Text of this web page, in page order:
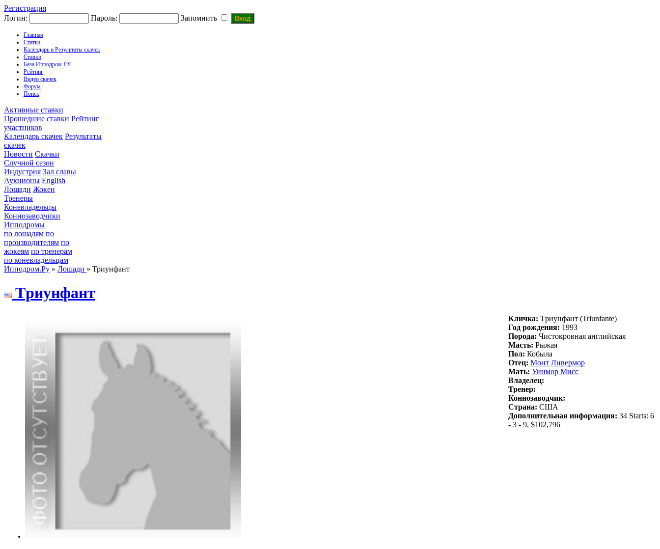
Регистрация
Логин:
Пароль: Запомнить
Главная
Статьи
Календарь и Результаты скачек
Ставки
База Ипподром.РУ
Рейтинг
Видео скачек
Форум
Поиск
Активные ставки
Прошедшие ставки Рейтинг
участников
Календарь скачек Результаты
скачек
Новости Скачки
Случной сезон
Индустрия Зал славы
Аукционы English
Лошади Жокеи
Тренеры
Коневладельцы
Коннозаводчики
Ипподромы
по лошадям по
производителям по
жокеям по тренерам
по коневладельцам
Ипподром.Ру » Лошади » Триунфант
Tpиунфант
Кличка: Tpиунфант (Triunfante)
Год рождения: 1993
Порода: Чистокровная английская
Масть: Рыжая
Пол: Кобыла
Отец: Мoнт Ливермoр
Мать: Уинмор Mиcc
Владелец:
Тренер:
Коннозаводчик:
Страна: США
Дополнительная информация: 34 Starts: 6
- 3 - 9, $102,796